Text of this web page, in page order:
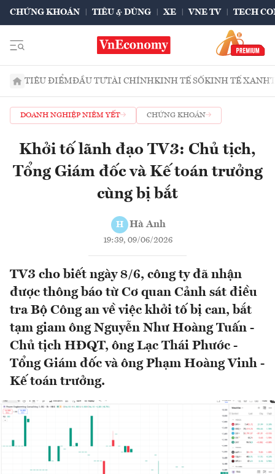
CHỨNG KHOÁN TIÊU & DÙNG XE VNE TV TECH
TIÊU ĐIỂMĐẦU TƯTÀI CHÍNHKINH TẾ SỐKINH TẾ XANH
DOANH NGHIỆP NIÊM YẾT CHỨNG KHOÁN
Khởi tố lãnh đạo TV3: Chủ tịch,
Tổng Giám đốc và Kế toán trưởng
cùng bị bắt
H Hà Anh
19:39, 09/06/2026
TV3 cho biết ngày 8/6, công ty đã nhận
được thông báo từ Cơ quan Cảnh sát điều
tra Bộ Công an về việc khởi tố bị can, bắt
tạm giam ông Nguyễn Như Hoàng Tuấn -
Chủ tịch HĐQT, ông Lạc Thái Phước -
Tổng Giám đốc và ông Phạm Hoàng Vinh -
Kế toán trưởng.